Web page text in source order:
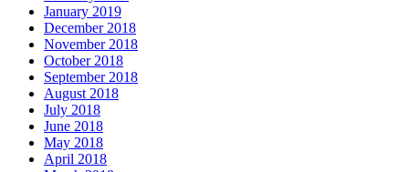
January 2019
December 2018
November 2018
October 2018
September 2018
August 2018
July 2018
June 2018
May 2018
April 2018